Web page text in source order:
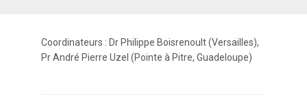
Coordinateurs : Dr Philippe Boisrenoult (Versailles),
Pr André Pierre Uzel (Pointe à Pitre, Guadeloupe)